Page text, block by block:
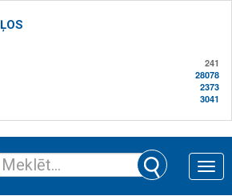
241
28078
2373
3041
Toggle